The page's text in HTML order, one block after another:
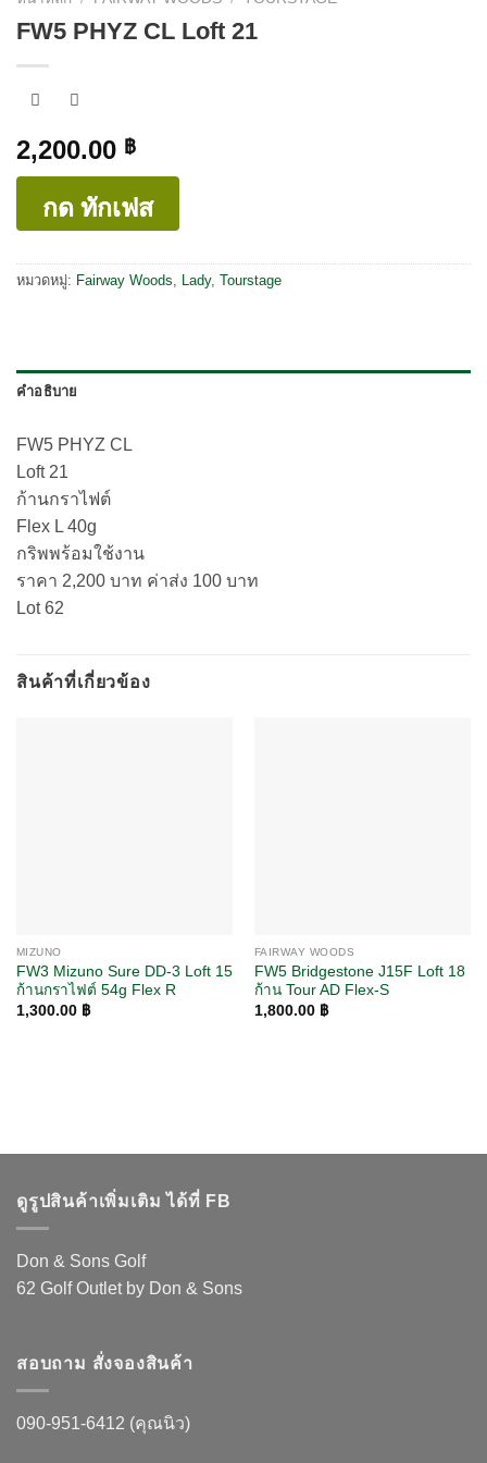
FW5 PHYZ CL Loft 21
2,200.00 ฿
กด ทักเฟส
หมวดหมู่: Fairway Woods Lady, Tourstage
คำอธิบาย
FW5 PHYZ CL
Loft 21
ก้านกราไฟต์
Flex L 40g
กริพพร้อมใช้งาน
ราคา 2,200 บาท ค่าส่ง 100 บาท
Lot 62
สินค้าที่เกี่ยวข้อง
MIZUNO
FW3 Mizuno Sure DD-3 Loft 15
ก้านกราไฟต์ 54g Flex R
1,300.00 ฿
FAIRWAY WOODS
FW5 Bridgestone J15F Loft 18
ก้าน Tour AD Flex-S
1,800.00 ฿
ดูรูปสินค้าเพิ่มเติม ได้ที่ FB
Don & Sons Golf
62 Golf Outlet by Don & Sons
สอบถาม สั่งจองสินค้า
090-951-6412 (คุณนิว)